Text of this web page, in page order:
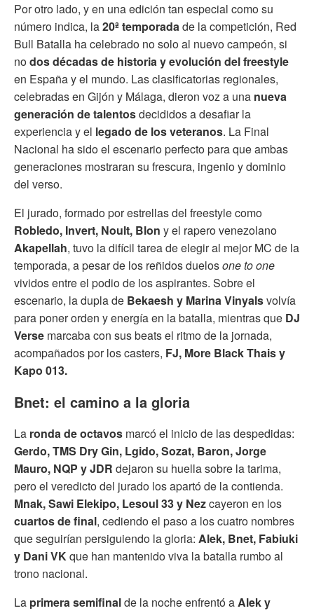
Por otro lado, y en una edición tan especial como su
número indica, la20ª temporadade la competición, Red
Bull Batalla ha celebrado no solo al nuevo campeón, si
nodos décadas de historia y evolución del freestyle
en España y el mundo. Las clasificatorias regionales,
celebradas en Gijón y Málaga, dieron voz a una nueva
generación de talentosdecididos a desafiar la
experiencia y el legado de los veteranos. La Final
Nacional ha sido el escenario perfecto para que ambas
generaciones mostraran su frescura, ingenio y dominio
del verso.
El jurado, formado por estrellas del freestyle como
Robledo, Invert, Noult, Blon y el rapero venezolano
Akapellah, tuvo la difícil tarea de elegir al mejor MC de la
temporada, a pesar de los reñidos duelosone to one
vividos entre el podio de los aspirantes. Sobre el
escenario, la dupla de Bekaesh y Marina Vinyalsvolvía
para poner orden y energía en la batalla, mientras que DJ
Verse marcaba con sus beats el ritmo de la jornada,
acompañados por los casters, FJ, More Black Thais y
Kapo 013.
Bnet: el camino a la gloria
La ronda de octavos marcó el inicio de las despedidas:
Gerdo, TMS Dry Gin, Lgido, Sozat, Baron, Jorge
Mauro, NQP y JDR dejaron su huella sobre la tarima,
pero el veredicto del jurado los apartó de la contienda.
Mnak, Sawi Elekipo, Lesoul 33 y Nezcayeron en los
cuartos de final, cediendo el paso a los cuatro nombres
que seguirían persiguiendo la gloria: Alek, Bnet, Fabiuki
y Dani VKque han mantenido viva la batalla rumbo al
trono nacional.
La primera semifinalde la noche enfrentó aAlek y